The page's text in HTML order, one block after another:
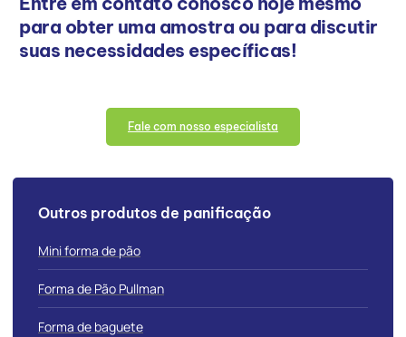
para obter uma amostra ou para discutir
suas necessidades específicas!
Fale com nosso especialista
Outros produtos de panificação
Mini forma de pão
Forma de Pão Pullman
Forma de baguete